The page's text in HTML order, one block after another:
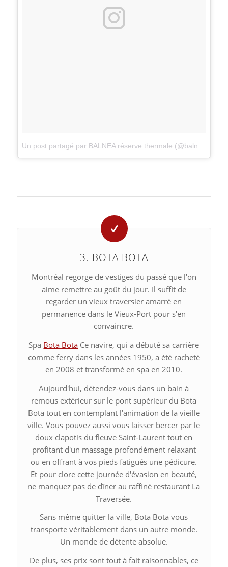
Un post partagé par BALNEA réserve thermale (@balneaspa)
3. BOTA BOTA
Montréal regorge de vestiges du passé que l'on
aime remettre au goût du jour. Il suffit de
regarder un vieux traversier amarré en
permanence dans le Vieux-Port pour s'en
convaincre.
Spa Bota Bota Ce navire, qui a débuté sa carrière
comme ferry dans les années 1950, a été racheté
en 2008 et transformé en spa en 2010.
Aujourd'hui, détendez-vous dans un bain à
remous extérieur sur le pont supérieur du Bota
Bota tout en contemplant l'animation de la vieille
ville. Vous pouvez aussi vous laisser bercer par le
doux clapotis du fleuve Saint-Laurent tout en
profitant d'un massage profondément relaxant
ou en offrant à vos pieds fatigués une pédicure.
Et pour clore cette journée d'évasion en beauté,
ne manquez pas de dîner au raffiné restaurant La
Traversée.
Sans même quitter la ville, Bota Bota vous
transporte véritablement dans un autre monde.
Un monde de détente absolue.
De plus, ses prix sont tout à fait raisonnables, ce